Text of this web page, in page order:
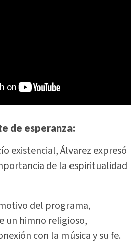
de esperanza:
existencial, Álvarez expresó
de la espiritualidad
del programa,
un himno religioso,
con la música y su fe.